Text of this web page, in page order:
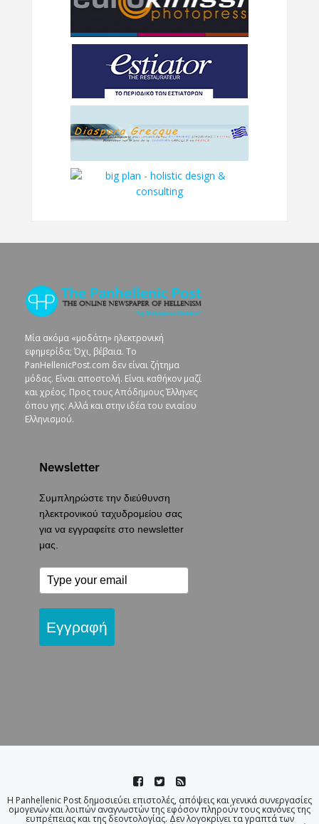
Μία ακόμα «μοδάτη» ηλεκτρονική
εφημερίδα; Όχι, βέβαια. To
PanHellenicPost.com δεν είναι ζήτημα
μόδας. Είναι αποστολή. Είναι καθήκον μαζί
και χρέος. Προς τους Απόδημους Έλληνες
όπου γης. Αλλά και στην ιδέα του ενιαίου
Ελληνισμού.
Newsletter
Συμπληρώστε την διεύθυνση
ηλεκτρονικού ταχυδρομείου σας
για να εγγραφείτε στο newsletter
μας.
Εγγραφή
Η Panhellenic Post δημοσιεύει επιστολές, απόψεις και γενικά συνεργασίες
ομογενών και λοιπών αναγνωστών της εφόσον πληρούν τους κανόνες της
ευπρέπειας και της δεοντολογίας. Δεν λογοκρίνει τα γραπτά των